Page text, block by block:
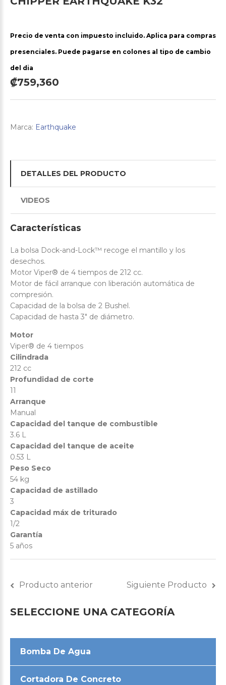
Precio de venta con impuesto incluido. Aplica para compras
presenciales. Puede pagarse en colones al tipo de cambio
del dia
₡759,360
Marca: Earthquake
DETALLES DEL PRODUCTO
VIDEOS
Características
La bolsa Dock-and-Lock™ recoge el mantillo y los
desechos.
Motor Viper® de 4 tiempos de 212 cc.
Motor de fácil arranque con liberación automática de
compresión.
Capacidad de la bolsa de 2 Bushel.
Capacidad de hasta 3" de diámetro.
Motor
Viper® de 4 tiempos
Cilindrada
212 cc
Profundidad de corte
11
Arranque
Manual
Capacidad del tanque de combustible
3.6 L
Capacidad del tanque de aceite
0.53 L
Peso Seco
54 kg
Capacidad de astillado
3
Capacidad máx de triturado
1/2
Garantía
5 años
Producto anterior Siguiente Producto
SELECCIONE UNA CATEGORÍA
Bomba De Agua
Cortadora De Concreto